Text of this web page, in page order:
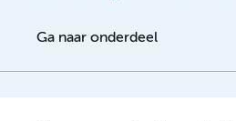
Ga naar onderdeel